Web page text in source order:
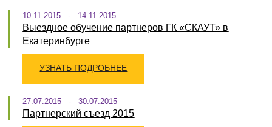
10.11.2015 - 14.11.2015
Выездное обучение партнеров ГК «СКАУТ» в
Екатеринбурге
УЗНАТЬ ПОДРОБНЕЕ
27.07.2015 - 30.07.2015
Партнерский съезд 2015